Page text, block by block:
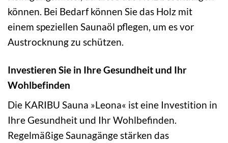
können. Bei Bedarf können Sie das Holz mit
einem speziellen Saunaöl pflegen, um es vor
Austrocknung zu schützen.
Investieren Sie in Ihre Gesundheit und Ihr
Wohlbefinden
Die KARIBU Sauna »Leona« ist eine Investition in
Ihre Gesundheit und Ihr Wohlbefinden.
Regelmäßige Saunagänge stärken das